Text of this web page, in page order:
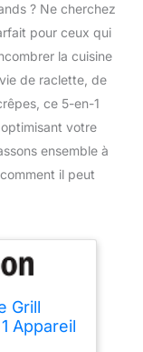
? Ne cherchez
pour ceux qui
la cuisine
de raclette, de
ce 5-en-1
votre
ensemble à
il peut
Grill
Appareil